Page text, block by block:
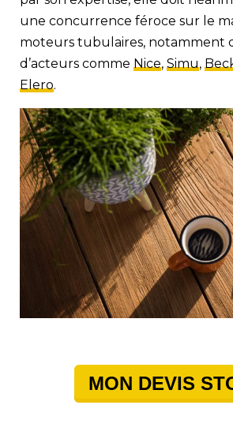
une concurrence féroce sur le
moteurs tubulaires, notamment
d’acteurs comme Nice, Simu,
Elero.
MON DEVIS